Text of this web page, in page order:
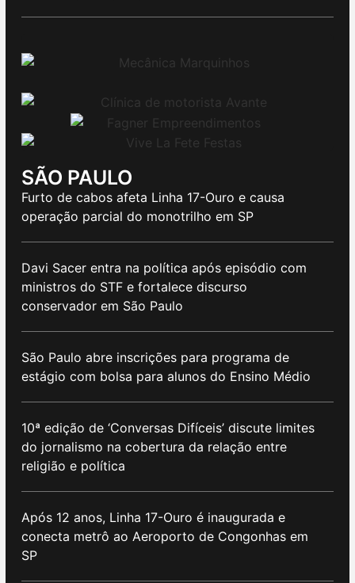
SÃO PAULO
Furto de cabos afeta Linha 17-Ouro e causa
operação parcial do monotrilho em SP
Davi Sacer entra na política após episódio com
ministros do STF e fortalece discurso
conservador em São Paulo
São Paulo abre inscrições para programa de
estágio com bolsa para alunos do Ensino Médio
10ª edição de ‘Conversas Difíceis’ discute limites
do jornalismo na cobertura da relação entre
religião e política
Após 12 anos, Linha 17-Ouro é inaugurada e
conecta metrô ao Aeroporto de Congonhas em
SP